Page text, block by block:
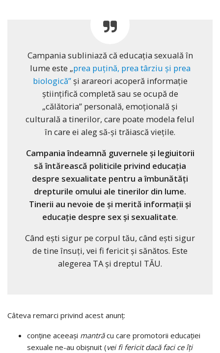
Campania subliniază că educația sexuală în
lume este „prea puțină, prea târziu și prea
biologică”și arareori acoperă informație
științifică completă sau se ocupă de
„călătoria” personală, emoțională și
culturală a tinerilor, care poate modela felul
în care ei aleg să-și trăiască viețile.
Campania îndeamnă guvernele și legiuitorii
să întărească politicile privind educația
despre sexualitate pentru a îmbunătăți
drepturile omului ale tinerilor din lume.
Tinerii au nevoie de și merită informații și
educație despre sex și sexualitate.
Când ești sigur pe corpul tău, când ești sigur
de tine însuți, vei fi fericit și sănătos. Este
alegerea TA și dreptul TĂU.
Câteva remarci privind acest anunț:
conține aceeași mantrăcu care promotorii educației
sexuale ne-au obișnuit (vei fi fericit dacă faci ce îți